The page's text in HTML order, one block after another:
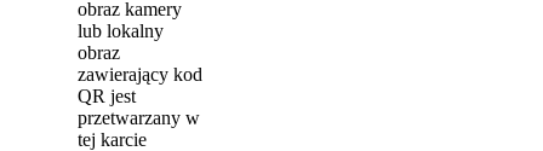
obraz kamery
lub lokalny
obraz
zawierający kod
QR jest
przetwarzany w
tej karcie